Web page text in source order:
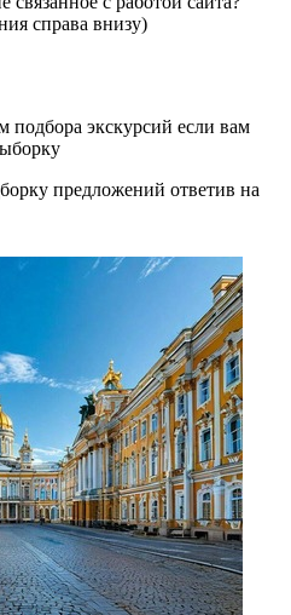
справа внизу)
подбора экскурсий если вам
предложений ответив на